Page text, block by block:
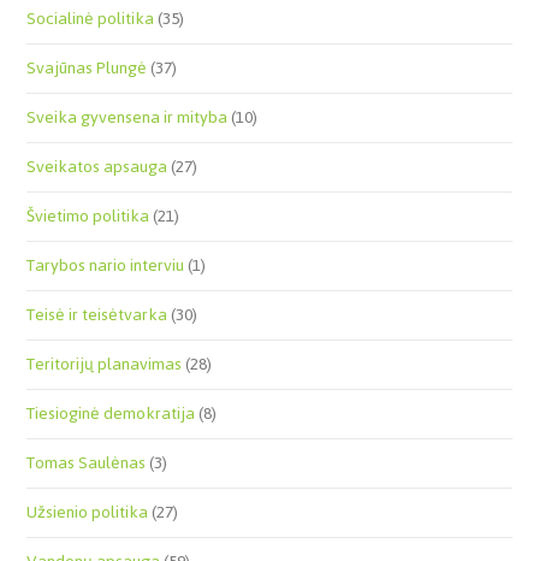
Socialinė politika(35)
Svajūnas Plungė(37)
Sveika gyvensena ir mityba(10)
Sveikatos apsauga(27)
Švietimo politika(21)
Tarybos nario interviu(1)
Teisė ir teisėtvarka(30)
Teritorijų planavimas(28)
Tiesioginė demokratija(8)
Tomas Saulėnas(3)
Užsienio politika(27)